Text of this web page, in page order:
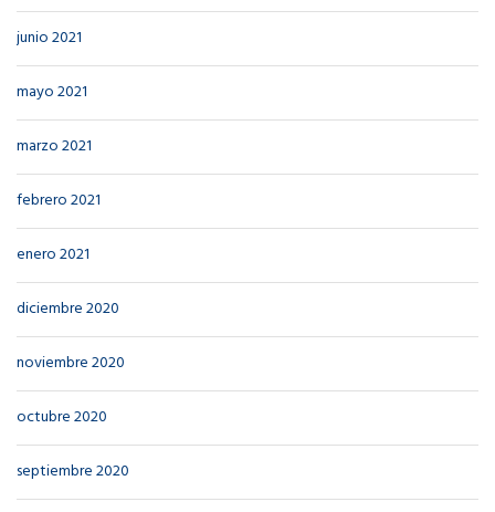
junio 2021
mayo 2021
marzo 2021
febrero 2021
enero 2021
diciembre 2020
noviembre 2020
octubre 2020
septiembre 2020